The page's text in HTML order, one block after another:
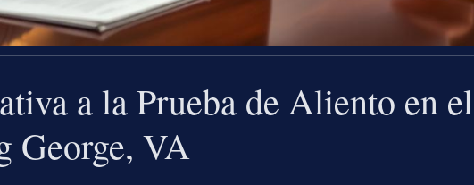
a la Prueba de Aliento en el
George, VA